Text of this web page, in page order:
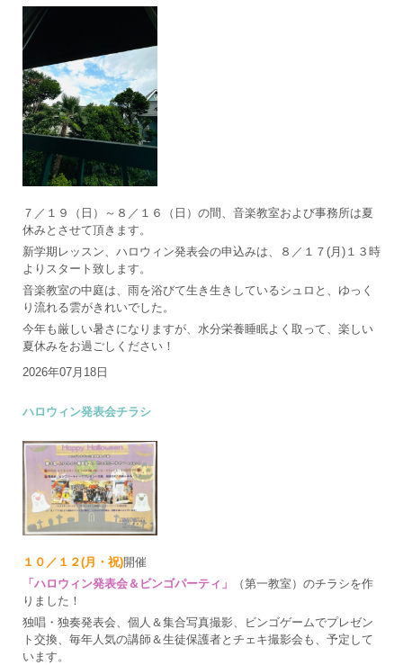
７／１９（日）～８／１６（日）の間、音楽教室および事務所は夏
休みとさせて頂きます。
新学期レッスン、ハロウィン発表会の申込みは、８／１７(月)１３時
よりスタート致します。
音楽教室の中庭は、雨を浴びて生き生きしているシュロと、ゆっく
り流れる雲がきれいでした。
今年も厳しい暑さになりますが、水分栄養睡眠よく取って、楽しい
夏休みをお過ごしください！
2026年07月18日
ハロウィン発表会チラシ
１０／１２(月・祝)開催
「ハロウィン発表会＆ビンゴパーティ」
（第一教室）のチラシを作
りました！
独唱・独奏発表会、個人＆集合写真撮影、ビンゴゲームでプレゼン
ト交換、毎年人気の講師＆生徒保護者とチェキ撮影会も、予定して
います。